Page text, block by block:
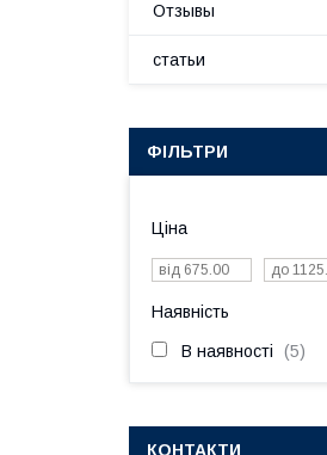
Отзывы
статьи
ФІЛЬТРИ
Ціна
Наявність
В наявності 5
КОНТАКТИ